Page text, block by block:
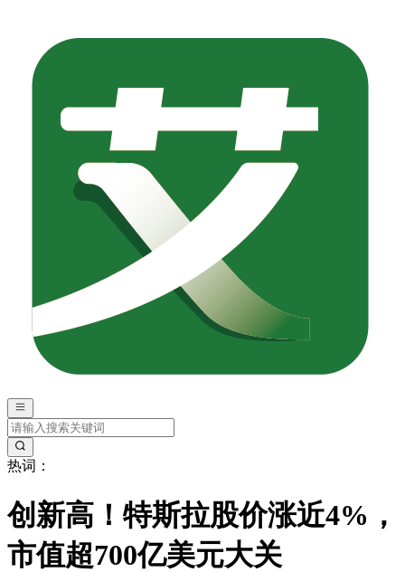
热词：
创新高！特斯拉股价涨近4%，
市值超700亿美元大关